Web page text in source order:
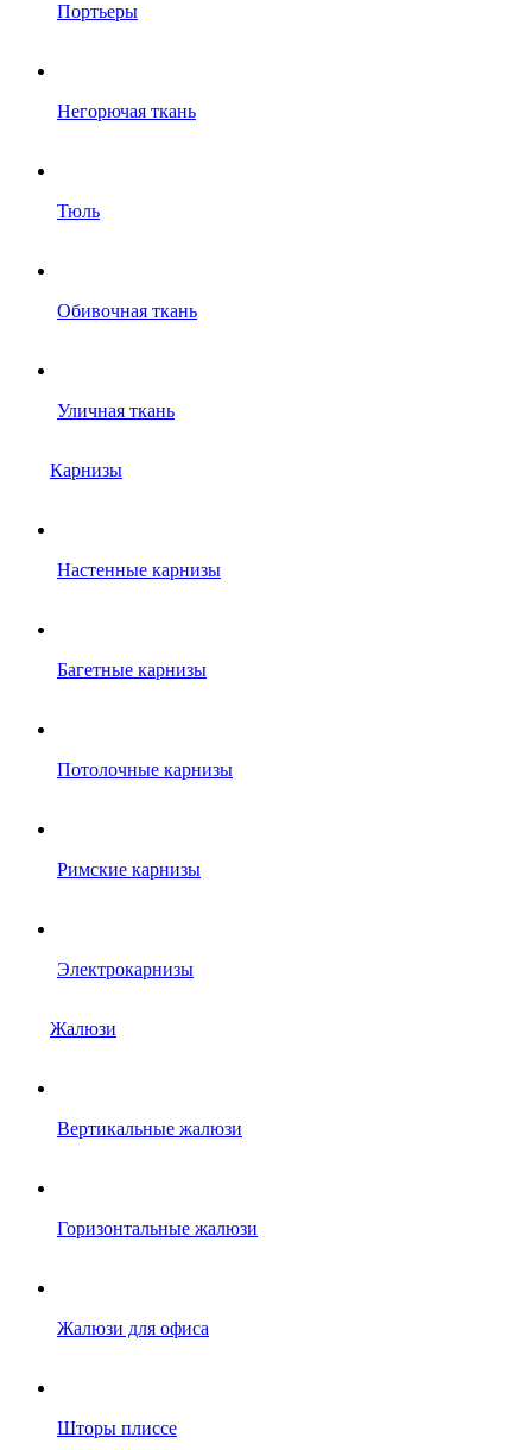
Портьеры
Негорючая ткань
Тюль
Обивочная ткань
Уличная ткань
Карнизы
Настенные карнизы
Багетные карнизы
Потолочные карнизы
Римские карнизы
Электрокарнизы
Жалюзи
Вертикальные жалюзи
Горизонтальные жалюзи
Жалюзи для офиса
Шторы плиссе